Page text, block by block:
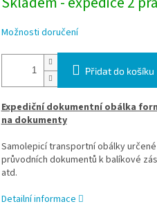
Možnosti doručení
Přidat do košíku
Expediční dokumentní obálka
na dokumenty
Samolepicí transportní obálky
průvodních dokumentů k balíkové
atd.
Detailní informace